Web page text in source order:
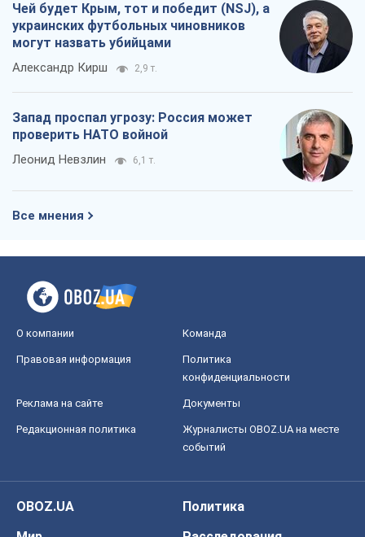
Чей будет Крым, тот и победит (NSJ), а
украинских футбольных чиновников
могут назвать убийцами
Александр Кирш 2,9 т.
Запад проспал угрозу: Россия может
проверить НАТО войной
Леонид Невзлин 6,1 т.
Все мнения
О компании Команда
Правовая информация
Политика
конфиденциальности
Реклама на сайте Документы
Редакционная политика
Журналисты OBOZ.UA на месте
событий
OBOZ.UA
Политика